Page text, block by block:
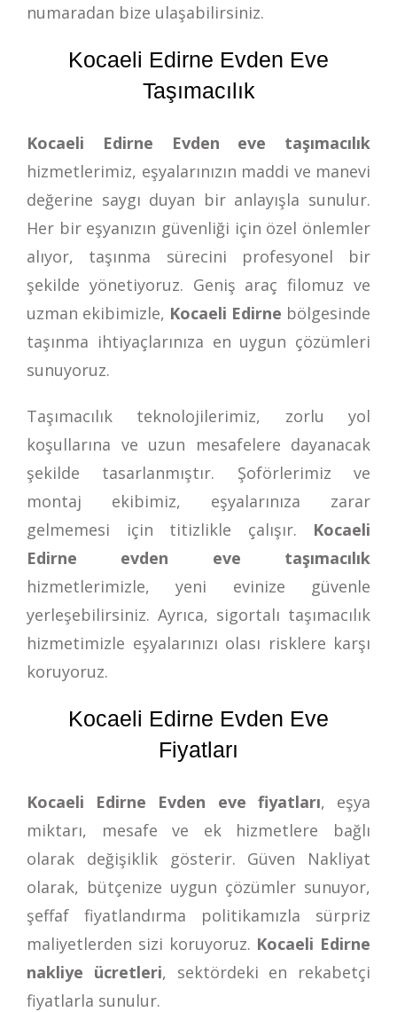
numaradan bize ulaşabilirsiniz.
Kocaeli Edirne Evden Eve
Taşımacılık
Kocaeli Edirne Evden eve taşımacılık
hizmetlerimiz, eşyalarınızın maddi ve manevi
değerine saygı duyan bir anlayışla sunulur.
Her bir eşyanızın güvenliği için özel önlemler
alıyor, taşınma sürecini profesyonel bir
şekilde yönetiyoruz. Geniş araç filomuz ve
uzman ekibimizle, Kocaeli Edirne bölgesinde
taşınma ihtiyaçlarınıza en uygun çözümleri
sunuyoruz.
Taşımacılık teknolojilerimiz, zorlu yol
koşullarına ve uzun mesafelere dayanacak
şekilde tasarlanmıştır. Şoförlerimiz ve
montaj ekibimiz, eşyalarınıza zarar
gelmemesi için titizlikle çalışır. Kocaeli
Edirne evden eve taşımacılık
hizmetlerimizle, yeni evinize güvenle
yerleşebilirsiniz. Ayrıca, sigortalı taşımacılık
hizmetimizle eşyalarınızı olası risklere karşı
koruyoruz.
Kocaeli Edirne Evden Eve
Fiyatları
Kocaeli Edirne Evden eve fiyatları, eşya
miktarı, mesafe ve ek hizmetlere bağlı
olarak değişiklik gösterir. Güven Nakliyat
olarak, bütçenize uygun çözümler sunuyor,
şeffaf fiyatlandırma politikamızla sürpriz
maliyetlerden sizi koruyoruz. Kocaeli Edirne
nakliye ücretleri, sektördeki en rekabetçi
fiyatlarla sunulur.